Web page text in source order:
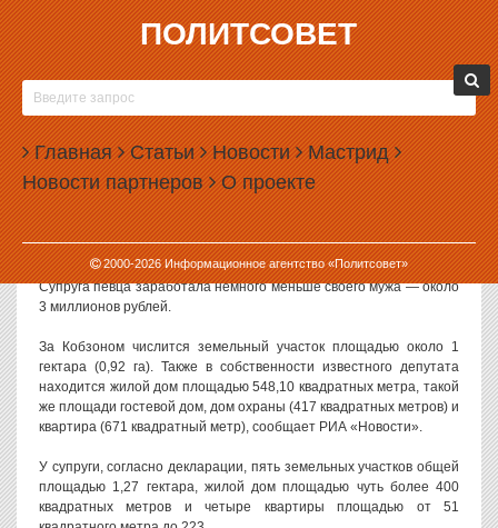
ПОЛИТСОВЕТ
Главная Статьи Новости Мастрид
Новости партнеров О проекте
2000-2026Информационное агентство «Политсовет»
27.05.2010, 15:38
ИОСИФ КОБЗОН ВСЕ-ТАКИ РАСКРЫЛ СВОИ
ДОХОДЫ
Известный певец, депутат Госдумы Иосиф Кобзон заработал в
2009 году 4,77 миллиона рублей и держит в своем гараже «Роллс-
Ройс». Такие данные о своих доходах и имуществе указал сам
Кобзон в своей годовой декларации, размещенной на сайте
Госдумы.
Супруга певца заработала немного меньше своего мужа — около
3 миллионов рублей.
За Кобзоном числится земельный участок площадью около 1
гектара (0,92 га). Также в собственности известного депутата
находится жилой дом площадью 548,10 квадратных метра, такой
же площади гостевой дом, дом охраны (417 квадратных метров) и
квартира (671 квадратный метр), сообщает РИА «Новости».
У супруги, согласно декларации, пять земельных участков общей
площадью 1,27 гектара, жилой дом площадью чуть более 400
квадратных метров и четыре квартиры площадью от 51